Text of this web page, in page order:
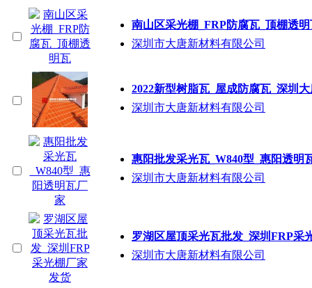
南山区采光棚_FRP防腐瓦_顶棚透明
深圳市大唐新材料有限公司
2022新型树脂瓦_屋成防腐瓦_深圳
深圳市大唐新材料有限公司
惠阳批发采光瓦_W840型_惠阳透明
深圳市大唐新材料有限公司
罗湖区屋顶采光瓦批发_深圳FRP采
深圳市大唐新材料有限公司